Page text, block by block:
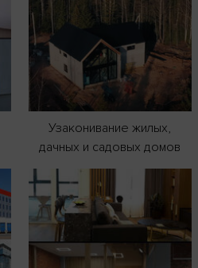
Узаконивание жилых,
дачных и садовых домов